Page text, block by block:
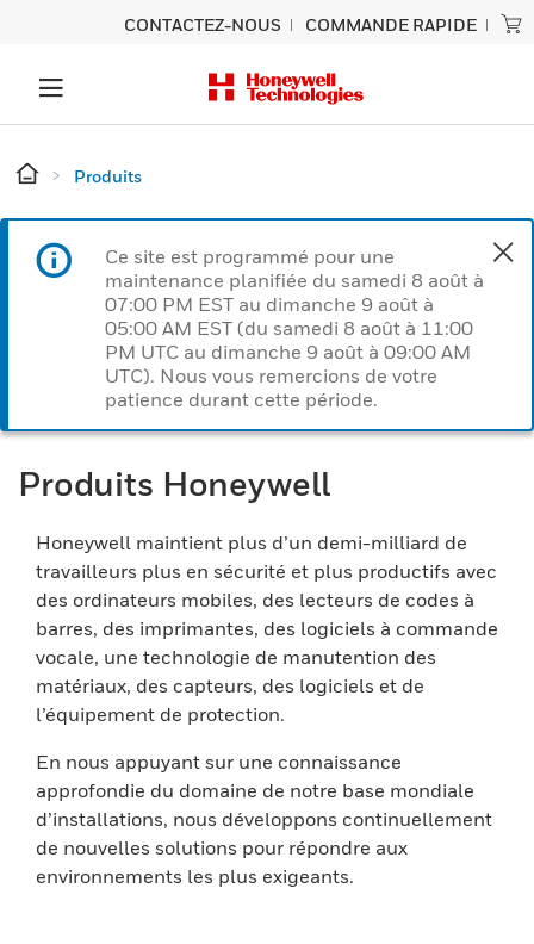
CONTACTEZ-NOUS COMMANDE RAPIDE
Produits
Ce site est programmé pour une
maintenance planifiée du samedi 8 août à
07:00 PM EST au dimanche 9 août à
05:00 AM EST (du samedi 8 août à 11:00
PM UTC au dimanche 9 août à 09:00 AM
UTC). Nous vous remercions de votre
patience durant cette période.
Produits Honeywell
Honeywell maintient plus d’un demi-milliard de
travailleurs plus en sécurité et plus productifs avec
des ordinateurs mobiles, des lecteurs de codes à
barres, des imprimantes, des logiciels à commande
vocale, une technologie de manutention des
matériaux, des capteurs, des logiciels et de
l’équipement de protection.
En nous appuyant sur une connaissance
approfondie du domaine de notre base mondiale
d’installations, nous développons continuellement
de nouvelles solutions pour répondre aux
environnements les plus exigeants.